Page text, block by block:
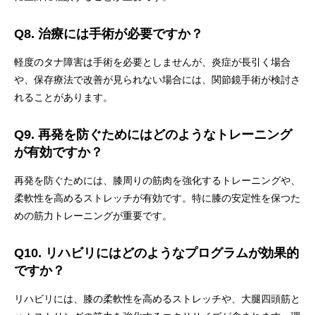
Q8. 治療には手術が必要ですか？
軽度のタナ障害は手術を必要としませんが、炎症が長引く場合
や、保存療法で改善が見られない場合には、関節鏡手術が検討さ
れることがあります。
Q9. 再発を防ぐためにはどのようなトレーニング
が有効ですか？
再発を防ぐためには、膝周りの筋肉を強化するトレーニングや、
柔軟性を高めるストレッチが有効です。特に膝の安定性を保つた
めの筋力トレーニングが重要です。
Q10. リハビリにはどのようなプログラムが効果的
ですか？
リハビリには、膝の柔軟性を高めるストレッチや、大腿四頭筋と